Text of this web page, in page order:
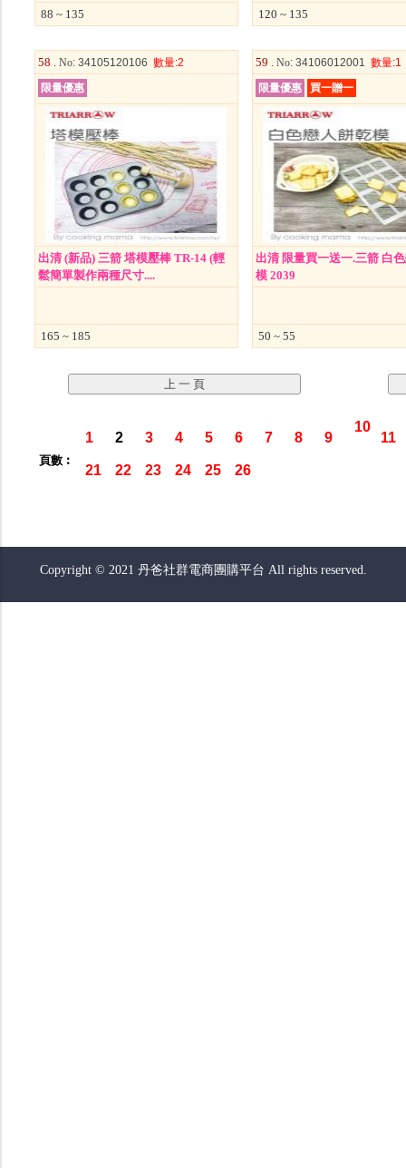
88 ~ 135 120 ~ 135
58 . No: 34105120106 數量:2
限量優惠
出清 (新品) 三箭 塔模壓棒 TR-14 (輕
鬆簡單製作兩種尺寸....
165 ~ 185
59 . No: 34106012001 數量:1
限量優惠
買一贈一
出清 限量買一送一.三箭 白
模 2039
50 ~ 55
頁數︰
1 2 3 4 5 6 7 8 9
10
11
21 22 23 24 25 26
Copyright © 2021 丹爸社群電商團購平台 All rights reserved.